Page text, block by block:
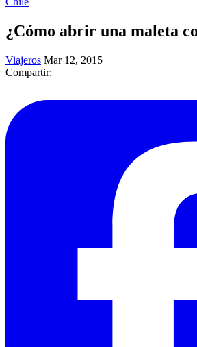
¿Cómo abrir una maleta
Viajeros Mar 12, 2015
Compartir: